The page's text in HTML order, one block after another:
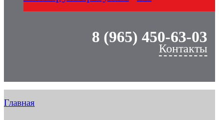
8 (965) 450-63-03
Контакты
Главная